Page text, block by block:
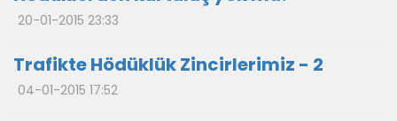
20-01-2015 23:33
Trafikte Hödüklük Zincirlerimiz - 2
04-01-2015 17:52